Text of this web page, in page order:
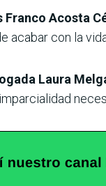
Acosta
acabar con la
Laura